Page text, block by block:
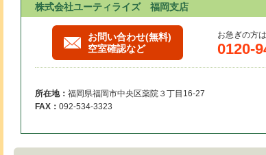
株式会社ユーティライズ 福岡支店
お問い合わせ(無料)
空室確認など
お急ぎの方
0120-
所在地： 福岡県福岡市中央区薬院３丁目16-27
FAX： 092-534-3323